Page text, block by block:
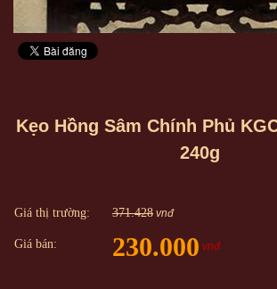
Kẹo Hồng Sâm Chính Phủ
240g
Giá thị trường: 371.428 vnđ
Giá bán: 230.000 vnđ